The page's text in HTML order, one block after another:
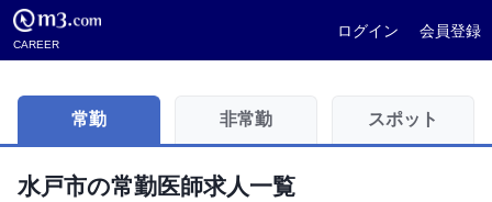
CAREER
ログイン 会員登録
常勤 非常勤 スポット
水戸市の常勤医師求人一覧